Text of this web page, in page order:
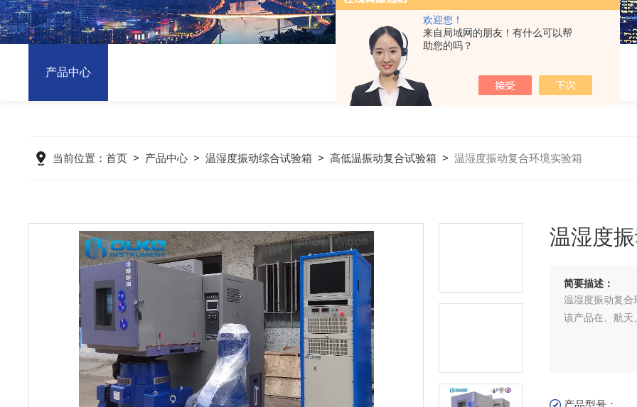
欢迎您！
来自局域网的朋友！有什么可以帮
助您的吗？
产品中心
当前位置：首页 > 产品中心 >温湿度振动综合试验箱 >高低温振动复合试验箱 >温湿度振动复合环境实验箱
温湿度
简要描述：
温湿度振动复合
该产品在、航天
产品型号：